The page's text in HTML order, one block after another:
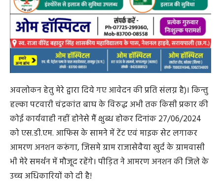
अवलोकन हेतु मेरे द्वारा दिये गए आवेदन की प्रति संलग्न है)। किन्तु
हल्का पटवारी चंद्रकांत बाघ के विरुद्ध अभी तक किसी प्रकार की
कोई कार्यवाही नहीं होनेसे मैं क्षुब्ध होकर दिनांक 27/06/2024
को एस.डी.एम. आफिस के सामने में टेंट एवं माइक सेट लगाकर
आमरण अनशन करूंगा, जिसमे ग्राम राजासेवैया खुर्द के ग्रामवासी
भी मेरे समर्थन में मौजूद रहेंगे। पीड़ित ने आमरण अनशन की जिले के
उच्च अधिकारियों को दी है!